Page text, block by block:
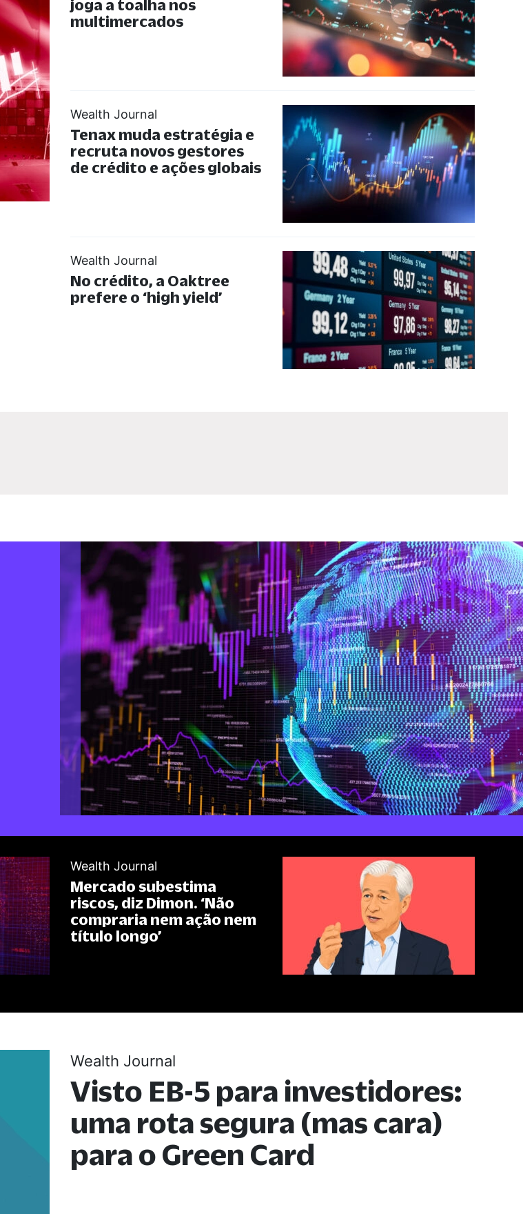
joga a toalha nos
multimercados
Wealth Journal
Tenax muda estratégia e
recruta novos gestores
de crédito e ações globais
Wealth Journal
No crédito, a Oaktree
prefere o ‘high yield’
Wealth Journal
Mercado subestima
riscos, diz Dimon. ‘Não
compraria nem ação nem
título longo’
Wealth Journal
Visto EB-5 para investidores:
uma rota segura (mas cara)
para o Green Card